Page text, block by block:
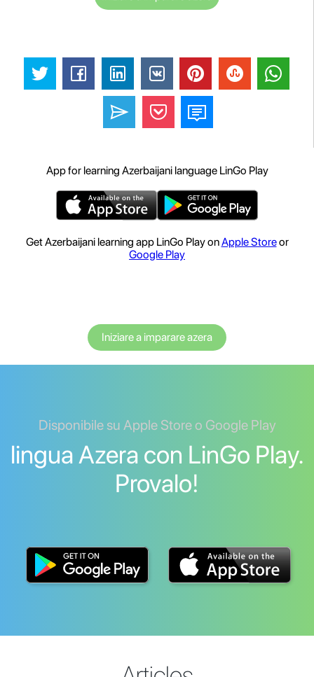
App for learning Azerbaijani language LinGo Play
Get Azerbaijani learning app LinGo Play onApple Storeor
Google Play
Iniziare a imparare azera
Disponibile su Apple Store o Google Play
lingua Azera con LinGo Play.
Provalo!